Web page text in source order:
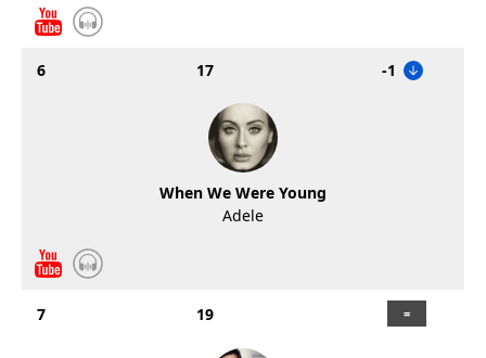
6 17 -1
When We Were Young
Adele
7 19